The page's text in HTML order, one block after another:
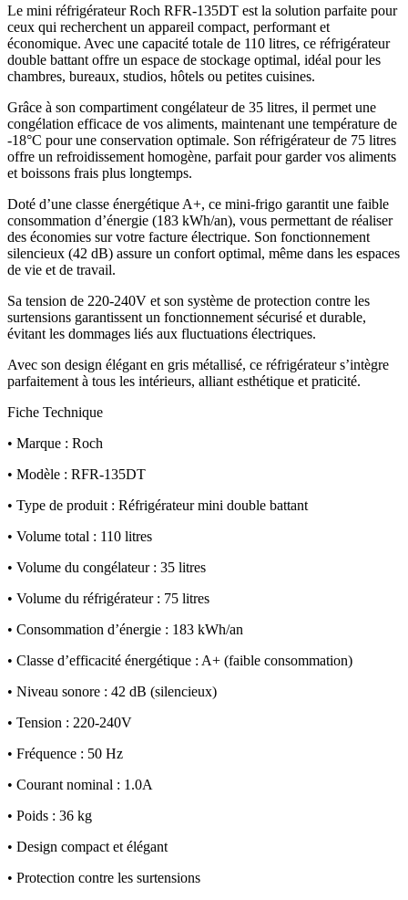
Le mini réfrigérateur Roch RFR-135DT est la solution parfaite pour
ceux qui recherchent un appareil compact, performant et
économique. Avec une capacité totale de 110 litres, ce réfrigérateur
double battant offre un espace de stockage optimal, idéal pour les
chambres, bureaux, studios, hôtels ou petites cuisines.
Grâce à son compartiment congélateur de 35 litres, il permet une
congélation efficace de vos aliments, maintenant une température de
-18°C pour une conservation optimale. Son réfrigérateur de 75 litres
offre un refroidissement homogène, parfait pour garder vos aliments
et boissons frais plus longtemps.
Doté d’une classe énergétique A+, ce mini-frigo garantit une faible
consommation d’énergie (183 kWh/an), vous permettant de réaliser
des économies sur votre facture électrique. Son fonctionnement
silencieux (42 dB) assure un confort optimal, même dans les espaces
de vie et de travail.
Sa tension de 220-240V et son système de protection contre les
surtensions garantissent un fonctionnement sécurisé et durable,
évitant les dommages liés aux fluctuations électriques.
Avec son design élégant en gris métallisé, ce réfrigérateur s’intègre
parfaitement à tous les intérieurs, alliant esthétique et praticité.
Fiche Technique
• Marque : Roch
• Modèle : RFR-135DT
• Type de produit : Réfrigérateur mini double battant
• Volume total : 110 litres
• Volume du congélateur : 35 litres
• Volume du réfrigérateur : 75 litres
• Consommation d’énergie : 183 kWh/an
• Classe d’efficacité énergétique : A+ (faible consommation)
• Niveau sonore : 42 dB (silencieux)
• Tension : 220-240V
• Fréquence : 50 Hz
• Courant nominal : 1.0A
• Poids : 36 kg
• Design compact et élégant
• Protection contre les surtensions